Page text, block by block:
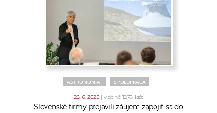
ASTRONÓMIA SPOLUPRÁCA
26. 6. 2025 | videné 1278-krát
Slovenské firmy prejavili záujem zapojiť sa do